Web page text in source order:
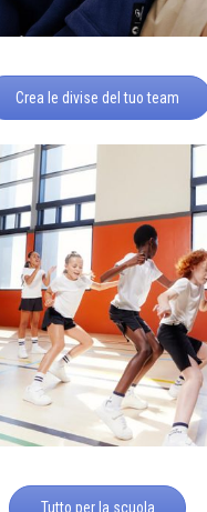
Crea le divise del tuo team
Tutto per la scuola